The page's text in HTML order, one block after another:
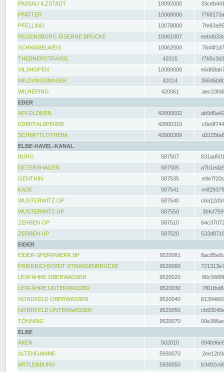
PASSAU ILZSTADT
10092000
PFATTER
10068006
PFELLING
10078000
REGENSBURG EISERNE BRÜCKE
10061007
SCHWABELWEIS
10062000
THEBNERSTRASSL
42015
VILSHOFEN
10089006
WILDUNGSMAUER
42014
WILHERING
420061
EDER
AFFOLDERN
42800502
EDERTALSPERRE
42800310
SCHMITTLOTHEIM
42800309
ELBE-HAVEL-KANAL
BURG
587507
DETERSHAGEN
587505
GENTHIN
587535
KADE
587541
WUSTERWITZ OP
587540
WUSTERWITZ UP
587550
ZERBEN OP
587510
ZERBEN UP
587520
EIDER
EIDER-SPERRWERK BP
9520081
FRIEDRICHSTADT STRASSENBRÜCKE
9520060
LEXFÄHRE OBERWASSER
9520020
LEXFÄHRE UNTERWASSER
9520030
NORDFELD OBERWASSER
9520040
NORDFELD UNTERWASSER
9520050
TÖNNING
9520070
ELBE
AKEN
502010
ALTENGAMME
5930070
ARTLENBURG
5930050